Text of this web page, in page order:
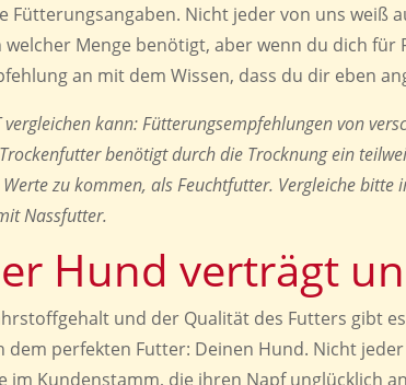
Fütterungsangaben. Nicht jeder von uns weiß
welcher Menge benötigt, aber wenn du dich
an mit dem Wissen, dass du dir eben
vergleichen kann: Fütterungsempfehlungen von
benötigt durch die Trocknung ein
zu kommen, als Feuchtfutter. Vergleiche
Nassfutter.
Hund verträgt
und der Qualität des Futters gibt
dem perfekten Futter: Deinen Hund. Nicht
im Kundenstamm, die ihren Napf unglücklich